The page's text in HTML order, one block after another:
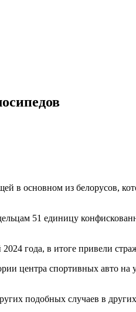
в основном из белорусов,
51 единицу
года, в итоге привели
центра спортивных авто
подобных случаев в